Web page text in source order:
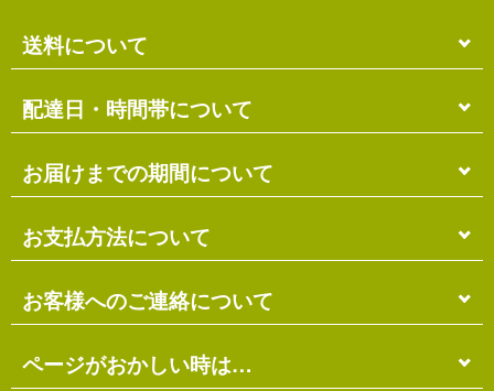
送料について
単品のみの場合
各商品に記載の送料となります。
複数商品の場合
ます。
送料には梱包料も含まれています。
※ショッピングカートの仕組み上、送料が正しく計算
されない場合があります。
※商品の組み合わせによっては別梱包となり、送料が
別途必要となる場合があります。
※上記の際は、自動返信メール以降に改めて正しい送
配達日・時間帯について
配達日・配達時間帯のご指定は出来ません。
お届け先に投函される「ご不在連絡票」より再配達希
用ください。
お届けまでの期間について
在庫がある場合
ご注文確認日より3営業日以内の発送となります。
離島の場合、上記以上にお時間がかかる場合がありま
す。
品発送予定」メールにてご確認ください。
お支払方法について
代金引換（＋400円）
商品配送時に配送員にお支払い下さい。
銀行振込（先払い）
お客様へのご連絡について
受注・確認・発送・修理など
ページがおかしい時は…